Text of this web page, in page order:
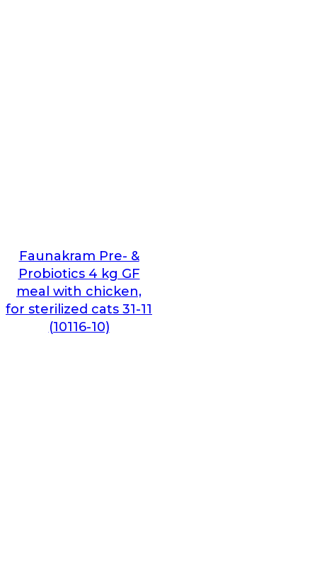
Faunakram Pre- &
Probiotics 4 kg GF
meal with chicken,
for sterilized cats 31-11
(10116-10)